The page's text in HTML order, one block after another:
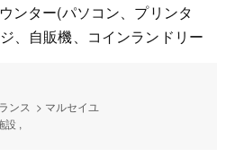
ンター(パソコン、プリンタ
、自販機、コインランドリー
ンス > マルセイユ
設 ,